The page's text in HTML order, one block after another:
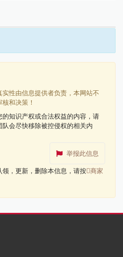
性由信息提供者负责，本网站不
和决策！
知识产权或合法权益的内容，请
会尽快移除被控侵权的相关内
举报此信息
，更新，删除本信息，请按 商家